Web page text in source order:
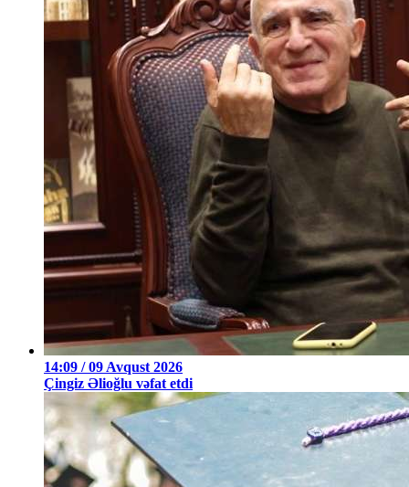
14:09 / 09 Avqust 2026
Çingiz Əlioğlu vəfat etdi